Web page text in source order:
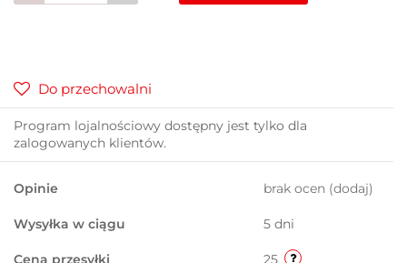
Do przechowalni
Program lojalnościowy dostępny jest tylko dla
zalogowanych klientów.
Opinie brak ocen (dodaj)
Wysyłka w ciągu 5 dni
Cena przesyłki 25